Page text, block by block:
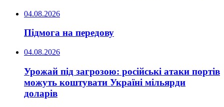
04.08.2026
Підмога на передову
04.08.2026
Урожай під загрозою: російські атаки портів
можуть коштувати Україні мільярди
доларів